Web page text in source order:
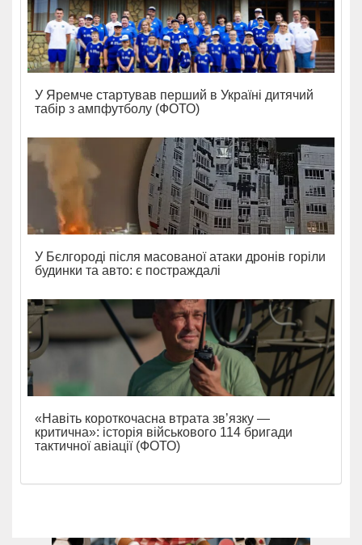
У Яремче стартував перший в Україні дитячий
табір з ампфутболу (ФОТО)
У Бєлгороді після масованої атаки дронів горіли
будинки та авто: є постраждалі
«Навіть короткочасна втрата зв’язку —
критична»: історія військового 114 бригади
тактичної авіації (ФОТО)